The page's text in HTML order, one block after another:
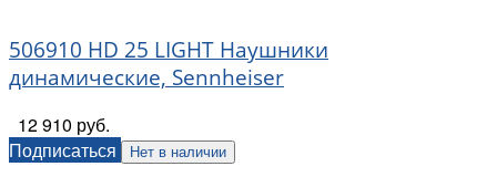
506910 HD 25 LIGHT Наушники
динамические, Sennheiser
12 910 руб.
Подписаться
Нет в наличии